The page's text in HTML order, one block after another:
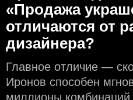
«Продажа
отличаются от
дизайнера?
Главное отличие —
Иронов способен
миллионы